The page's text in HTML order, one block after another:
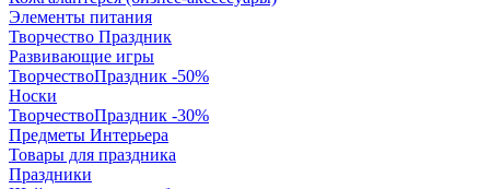
Элементы питания
Творчество Праздник
Развивающие игры
ТворчествоПраздник -50%
Носки
ТворчествоПраздник -30%
Предметы Интерьера
Товары для праздника
Праздники